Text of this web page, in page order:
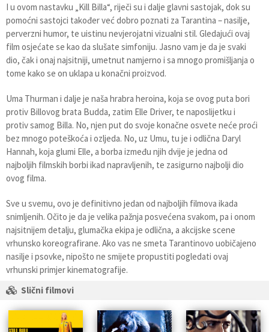
I u ovom nastavku „Kill Billa“, riječi su i dalje glavni sastojak, dok su
pomoćni sastojci također već dobro poznati za Tarantina – nasilje,
perverzni humor, te uistinu nevjerojatni vizualni stil. Gledajući ovaj
film osjećate se kao da slušate simfoniju. Jasno vam je da je svaki
dio, čak i onaj najsitniji, umetnut namjerno i sa mnogo promišljanja o
tome kako se on uklapa u konačni proizvod.
Uma Thurman i dalje je naša hrabra heroina, koja se ovog puta bori
protiv Billovog brata Budda, zatim Elle Driver, te naposlijetku i
protiv samog Billa. No, njen put do svoje konačne osvete neće proći
bez mnogo poteškoća i ozljeda. No, uz Umu, tu je i odlična Daryl
Hannah, koja glumi Elle, a borba između njih dvije je jedna od
najboljih filmskih borbi ikad napravljenih, te zasigurno najbolji dio
ovog filma.
Sve u svemu, ovo je definitivno jedan od najboljih filmova ikada
snimljenih. Očito je da je velika pažnja posvećena svakom, pa i onom
najsitnijem detalju, glumačka ekipa je odlična, a akcijske scene
vrhunsko koreografirane. Ako vas ne smeta Tarantinovo uobičajeno
nasilje i psovke, nipošto ne smijete propustiti pogledati ovaj
vrhunski primjer kinematografije.
Slični filmovi